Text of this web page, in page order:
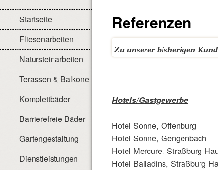
Startseite
Fliesenarbeiten
Natursteinarbeiten
Terassen & Balkone
Komplettbäder
Barrierefreie Bäder
Gartengestaltung
Dienstleistungen
Referenzen
Zu unserer bisherigen
Hotels/Gastgewerbe
Hotel Sonne, Offenburg
Hotel Sonne, Gengenbach
Hotel Mercure, Straßburg
Hotel Balladins, Straßburg